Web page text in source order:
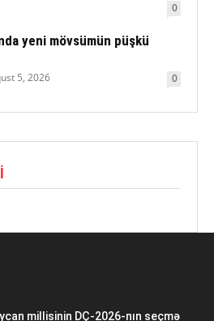
0
yeni mövsümün püşkü
5, 2026 0
millisinin DÇ-2026-nın seçmə